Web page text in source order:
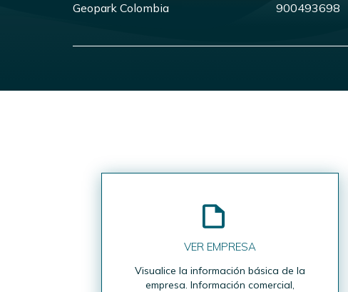
Geopark Colombia 900493698
VER EMPRESA
Visualice la información básica de la
empresa. Información comercial,